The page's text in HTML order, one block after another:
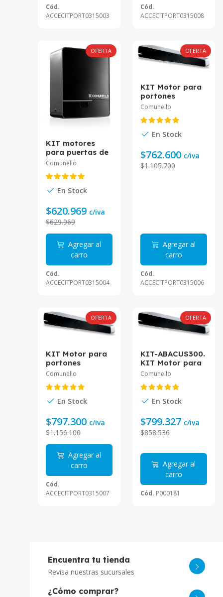
Cód.
ACCECITPORT0315003
Cód.
ACCECITPORT0315008
OFERTA
KIT motores
para puertas de
corredera uso
industrial. 24V
Hasta 1500 Kg
Comunello
En Stock
$620.969 c/iva
$629.969
Agregar al
carro
Cód.
ACCECITPORT0315004
OFERTA
KIT Motor para
portones
batientes. Hasta
24V KIT-
ABACUS300
Comunello
En Stock
$762.600 c/iva
$1.105.700
Agregar al
carro
Cód.
ACCECITPORT0315006
OFERTA
KIT Motor para
portones
batientes. Hasta
24V KIT-
ABACUS500
Comunello
En Stock
$797.300 c/iva
$1.156.100
Agregar al
carro
Cód.
ACCECITPORT0315007
OFERTA
KIT-ABACUS300.
KIT Motor para
portones
300 Kg 3 Mts
24V
Comunello
En Stock
$799.327 c/iva
$858.536
Agregar al
carro
Cód. P000181
Encuentra tu tienda
Revisa nuestras sucursales
¿Cómo comprar?